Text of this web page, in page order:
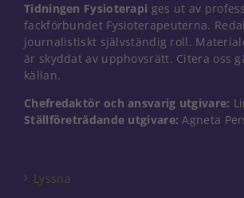
Tidningen Fysioterapi ges ut av
fackförbundet Fysioterapeuterna.
journalistiskt självständig roll.
är skyddat av upphovsrätt. Citera oss
källan.
Chefredaktör och ansvarig utgivare:
Ställföreträdande utgivare: Agneta
Lyssna